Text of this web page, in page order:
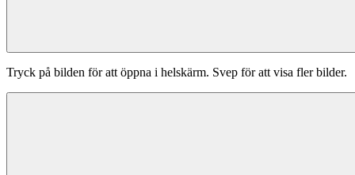
Tryck på bilden för att öppna i helskärm. Svep för att visa fler bilder.